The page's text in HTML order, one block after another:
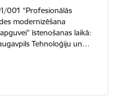
001 “Profesionālās
modernizēšana
īstenošanas laikā:
Tehnoloģiju un…